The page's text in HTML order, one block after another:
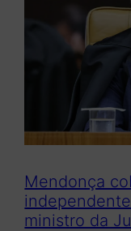
Mendonça
ministro da